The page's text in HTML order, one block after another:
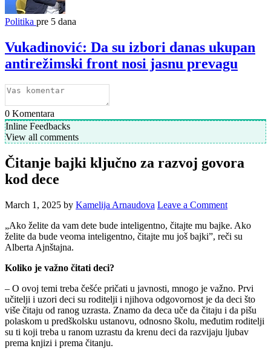
Politika pre 5 dana
Vukadinović: Da su izbori danas ukupan
antirežimski front nosi jasnu prevagu
0 Komentara
Inline Feedbacks
View all comments
Čitanje bajki ključno za razvoj govora
kod dece
March 1, 2025 by Kamelija Arnaudova Leave a Comment
„Ako želite da vam dete bude inteligentno, čitajte mu bajke. Ako
želite da bude veoma inteligentno, čitajte mu još bajki”, reči su
Alberta Ajnštajna.
Koliko je važno čitati deci?
– O ovoj temi treba češće pričati u javnosti, mnogo je važno. Prvi
učitelji i uzori deci su roditelji i njihova odgovornost je da deci što
više čitaju od ranog uzrasta. Znamo da deca uče da čitaju i da pišu
polaskom u predškolsku ustanovu, odnosno školu, međutim roditelji
su ti koji treba u ranom uzrastu da krenu deci da razvijaju ljubav
prema knjizi i prema čitanju.